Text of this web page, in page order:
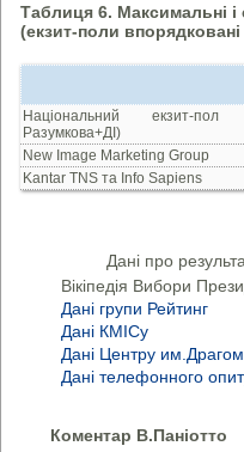
Таблиця 6. Максимальні і
(екзит-поли
Національний екзит-
Разумкова+ДІ)
New Image Marketing Group
Kantar TNS та Info Sapiens
Дані про
Вікіпедія Вибори
Дані групи Рейтинг
Дані КМІСу
Дані Центру
Дані телефонного
Коментар В.Паніотто